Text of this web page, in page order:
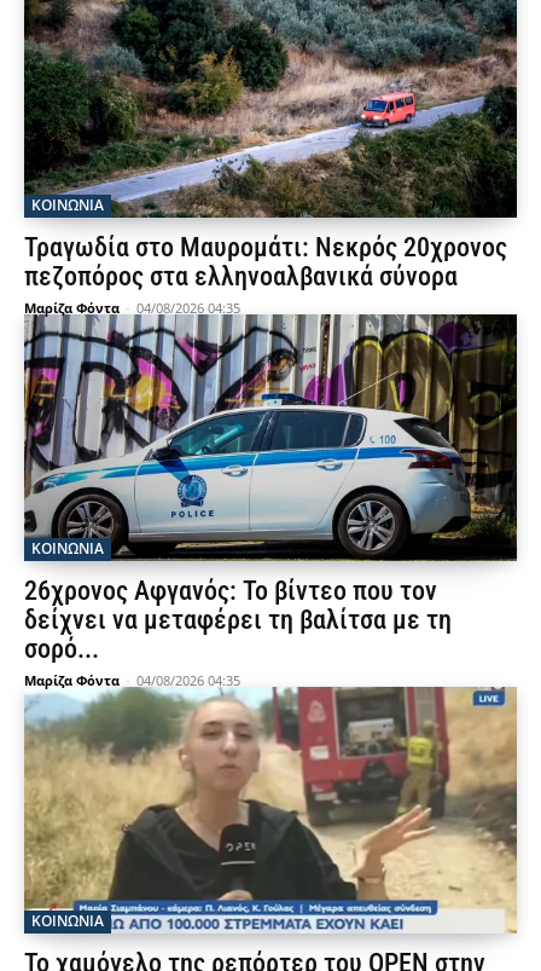
ΚΟΙΝΩΝΙΑ
Τραγωδία στο Μαυρομάτι: Νεκρός 20χρονος
πεζοπόρος στα ελληνοαλβανικά σύνορα
Μαρίζα Φόντα - 04/08/2026 04:35
ΚΟΙΝΩΝΙΑ
26χρονος Αφγανός: Το βίντεο που τον
δείχνει να μεταφέρει τη βαλίτσα με τη
σορό...
Μαρίζα Φόντα - 04/08/2026 04:35
ΚΟΙΝΩΝΙΑ
Το χαμόγελο της ρεπόρτερ του OPEN στην